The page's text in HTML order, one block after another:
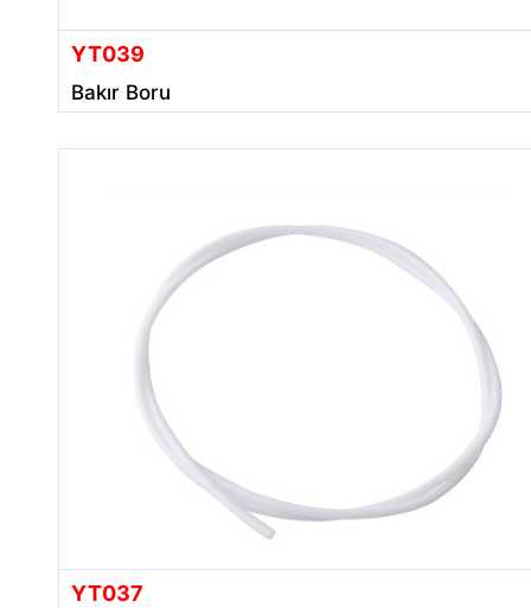
YT039
Bakır Boru
YT037